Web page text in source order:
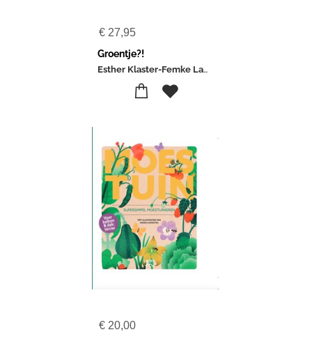
€ 27,95
Groentje?!
Esther Klaster-Femke Lampe
€ 20,00